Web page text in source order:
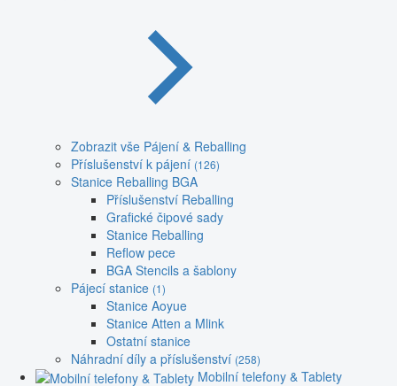
Zobrazit vše Pájení & Reballing
Příslušenství k pájení (126)
Stanice Reballing BGA
Příslušenství Reballing
Grafické čipové sady
Stanice Reballing
Reflow pece
BGA Stencils a šablony
Pájecí stanice (1)
Stanice Aoyue
Stanice Atten a Mlink
Ostatní stanice
Náhradní díly a příslušenství (258)
Mobilní telefony & Tablety